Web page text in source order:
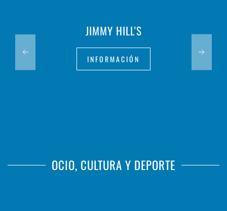
JIMMY HILL'S
INFORMACIÓN
OCIO, CULTURA Y DEPORTE